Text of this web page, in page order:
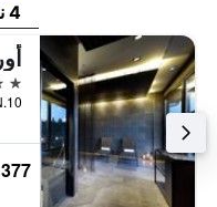
4 نجوم أو أكثر
5 نجوم
377 ﷼